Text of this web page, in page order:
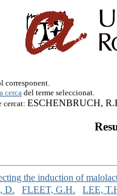
corresponent.
cerca del terme seleccionat.
cercat: ESCHENBRUCH,
the induction of
D. FLEET, G.H.
LEE,